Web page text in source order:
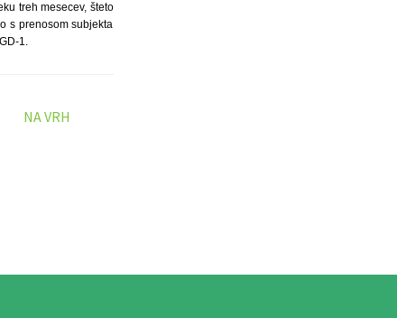
treh mesecev, šteto
s prenosom subjekta
1.
NA VRH